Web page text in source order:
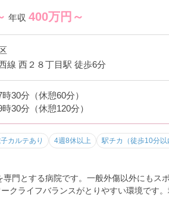
年収 400万円～
線 西２８丁目駅 徒歩6分
30分（休憩60分）
30分（休憩120分）
カルテあり 4週8休以上 駅チカ（徒歩10分以
門とする病院です。一般外傷以外にもス
クライフバランスがとりやすい環境です